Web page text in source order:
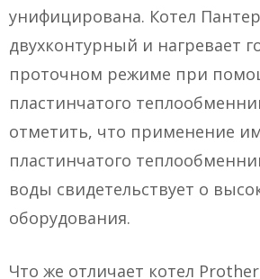
унифицирована. Котел
двухконтурный и нагревает
проточном режиме при
пластинчатого
отметить, что применение
пластинчатого
воды свидетельствует о
оборудования.
Что же отличает котел